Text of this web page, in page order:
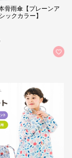
骨雨傘【プレーンア
ックカラー】